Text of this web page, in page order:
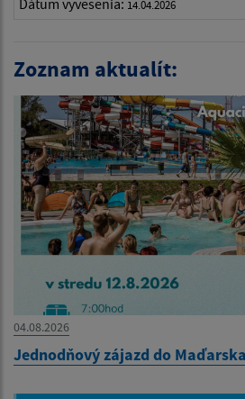
Dátum vyvesenia: 14.04.2026
Zoznam aktualít:
04.08.2026
Jednodňový zájazd do Maďarska